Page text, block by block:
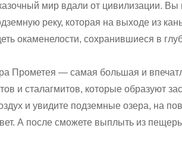
мир вдали от цивилизации.
реку, которая на выходе из
окаменелости, сохранившиеся в
Прометея — самая большая и
и сталагмитов, которые образуют
и увидите подземные озера, на
А после сможете выплыть из